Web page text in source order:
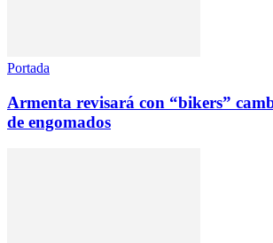
Portada
Armenta revisará con “bikers”
de engomados